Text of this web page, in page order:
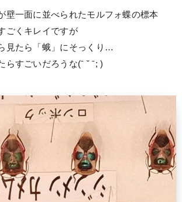
壁一面に並べられたモルフォ蝶の標本
ごくキレイですが
見たら「蛾」にそっくり…
らすごいだろうな(ˉ ˘ ˉ; )